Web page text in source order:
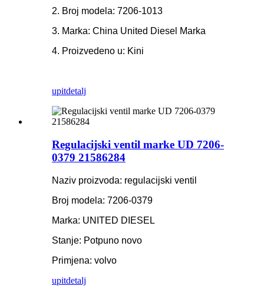
2. Broj modela: 7206-1013
3. Marka: China United Diesel Marka
4. Proizvedeno u: Kini
upitdetalj
Regulacijski ventil marke UD 7206-
0379 21586284
Naziv proizvoda: regulacijski ventil
Broj modela: 7206-0379
Marka: UNITED DIESEL
Stanje: Potpuno novo
Primjena: volvo
upitdetalj